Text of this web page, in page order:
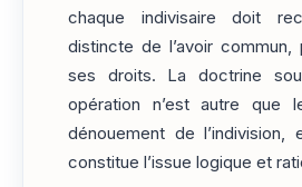
chaque indivisaire doit
distincte de l’avoir commun,
ses droits. La doctrine
opération n’est autre que
dénouement de l’indivision,
constitue l’issue logique et